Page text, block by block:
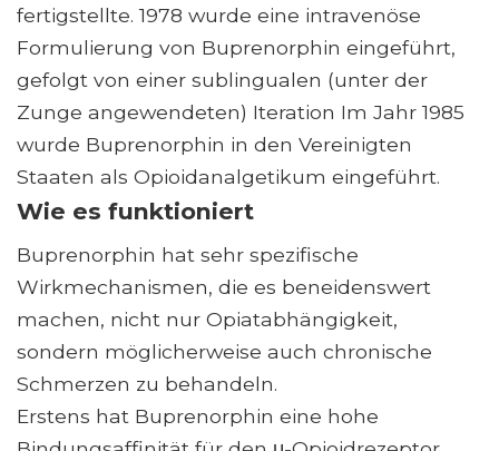
fertigstellte. 1978 wurde eine intravenöse
Formulierung von Buprenorphin eingeführt,
gefolgt von einer sublingualen (unter der
Zunge angewendeten) Iteration Im Jahr 1985
wurde Buprenorphin in den Vereinigten
Staaten als Opioidanalgetikum eingeführt.
Wie es funktioniert
Buprenorphin hat sehr spezifische
Wirkmechanismen, die es beneidenswert
machen, nicht nur Opiatabhängigkeit,
sondern möglicherweise auch chronische
Schmerzen zu behandeln.
Erstens hat Buprenorphin eine hohe